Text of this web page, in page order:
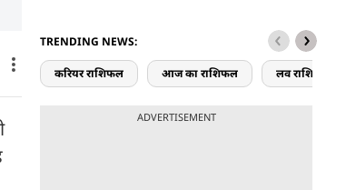
TRENDING NEWS:
करियर राशिफल आज का राशिफल लव राशिफल
ADVERTISEMENT